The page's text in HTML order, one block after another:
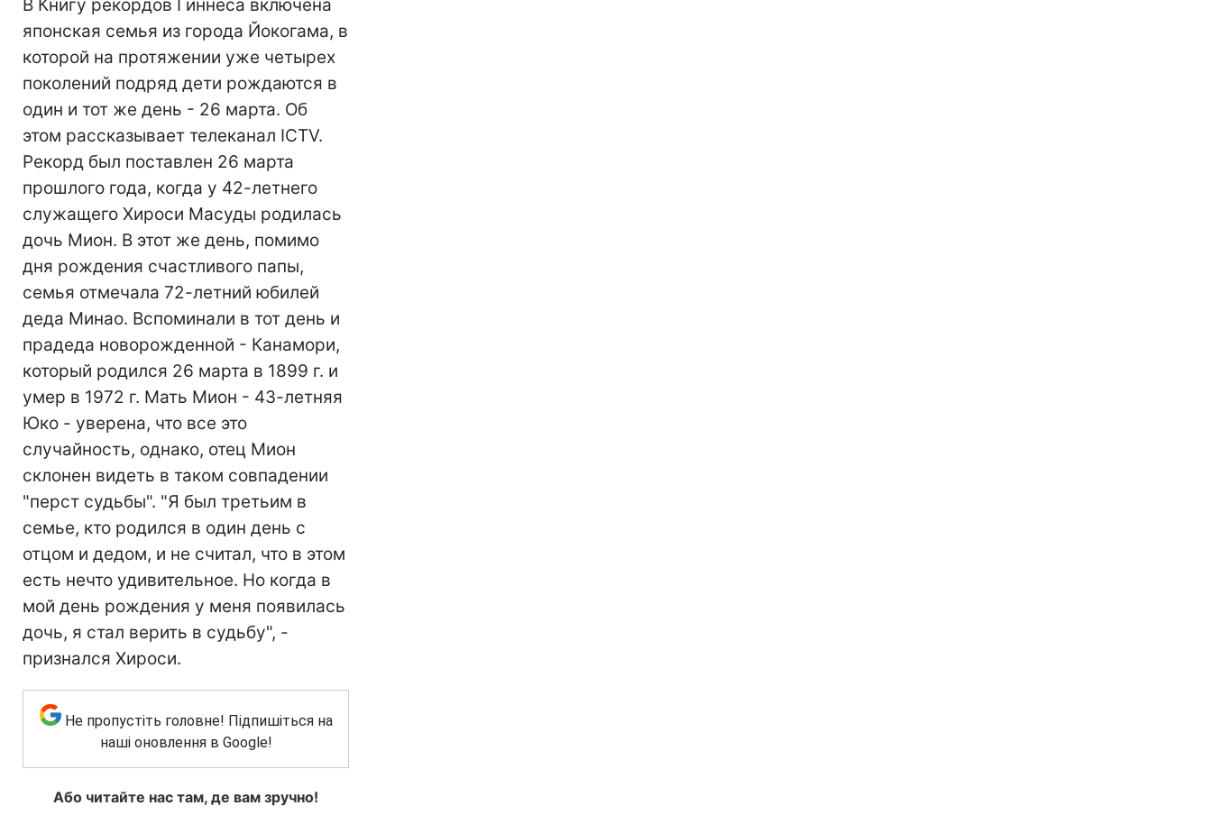
В Книгу рекордов Гиннеса включена
японская семья из города Йокогама, в
которой на протяжении уже четырех
поколений подряд дети рождаются в
один и тот же день - 26 марта. Об
этом рассказывает телеканал ICTV.
Рекорд был поставлен 26 марта
прошлого года, когда у 42-летнего
служащего Хироси Масуды родилась
дочь Мион. В этот же день, помимо
дня рождения счастливого папы,
семья отмечала 72-летний юбилей
деда Минао. Вспоминали в тот день и
прадеда новорожденной - Канамори,
который родился 26 марта в 1899 г. и
умер в 1972 г. Мать Мион - 43-летняя
Юко - уверена, что все это
случайность, однако, отец Мион
склонен видеть в таком совпадении
"перст судьбы". "Я был третьим в
семье, кто родился в один день с
отцом и дедом, и не считал, что в этом
есть нечто удивительное. Но когда в
мой день рождения у меня появилась
дочь, я стал верить в судьбу", -
признался Хироси.
Не пропустіть головне! Підпишіться на
наші оновлення в Google!
Або читайте нас там, де вам зручно!